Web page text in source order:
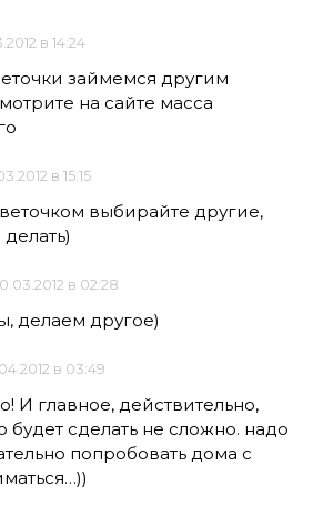
в 14:24
займемся другим
на сайте масса
в 15:15
выбирайте другие,
в 02:28
делаем другое)
в 03:49
И главное, действительно,
будет сделать не сложно. надо
попробовать дома с